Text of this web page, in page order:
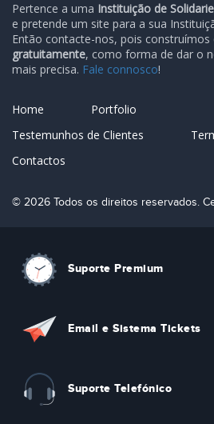
Pertence a uma Instituição de
e pretende um site para a sua
Então contacte-nos, pois
gratuitamente, como forma de dar o
mais precisa. Fale connosco!
Home
Portfolio
Testemunhos de Clientes
Contactos
© 2026 Todos os direitos reservados.
Suporte Premium
Email e Sistema Tickets
Suporte Telefónico